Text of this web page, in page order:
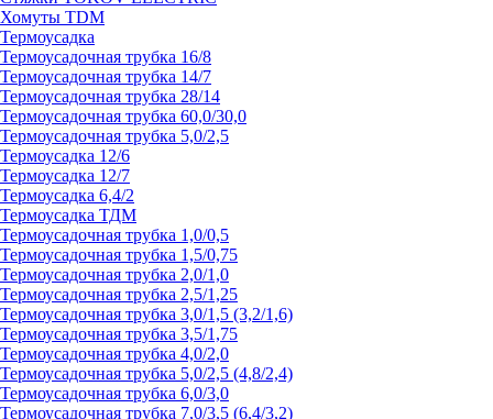
Хомуты TDM
Термоусадка
Термоусадочная трубка 16/8
Термоусадочная трубка 14/7
Термоусадочная трубка 28/14
Термоусадочная трубка 60,0/30,0
Термоусадочная трубка 5,0/2,5
Термоусадка 12/6
Термоусадка 12/7
Термоусадка 6,4/2
Термоусадка ТДМ
Термоусадочная трубка 1,0/0,5
Термоусадочная трубка 1,5/0,75
Термоусадочная трубка 2,0/1,0
Термоусадочная трубка 2,5/1,25
Термоусадочная трубка 3,0/1,5 (3,2/1,6)
Термоусадочная трубка 3,5/1,75
Термоусадочная трубка 4,0/2,0
Термоусадочная трубка 5,0/2,5 (4,8/2,4)
Термоусадочная трубка 6,0/3,0
Термоусадочная трубка 7,0/3,5 (6,4/3,2)